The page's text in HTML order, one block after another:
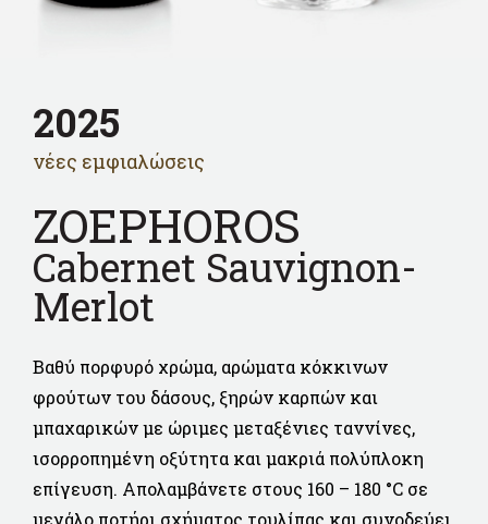
2025
νέες εμφιαλώσεις
ZOEPHOROS
Cabernet Sauvignon-
Merlot
Βαθύ πορφυρό χρώμα, αρώματα κόκκινων
φρούτων του δάσους, ξηρών καρπών και
μπαχαρικών με ώριμες μεταξένιες ταννίνες,
ισορροπημένη οξύτητα και μακριά πολύπλοκη
επίγευση. Απολαμβάνετε στους 160 – 180 °C σε
μεγάλο ποτήρι σχήματος τουλίπας και συνοδεύει